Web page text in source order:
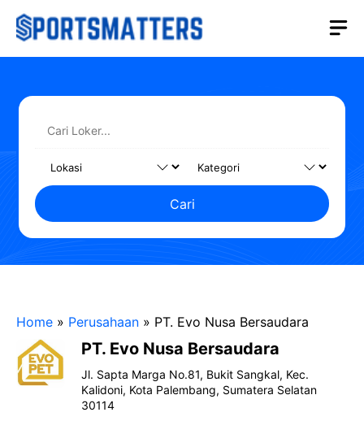
Langsung
Cari
Home » Perusahaan » PT. Evo Nusa Bersaudara
PT. Evo Nusa Bersaudara
Jl. Sapta Marga No.81, Bukit Sangkal, Kec.
Kalidoni, Kota Palembang, Sumatera Selatan
30114